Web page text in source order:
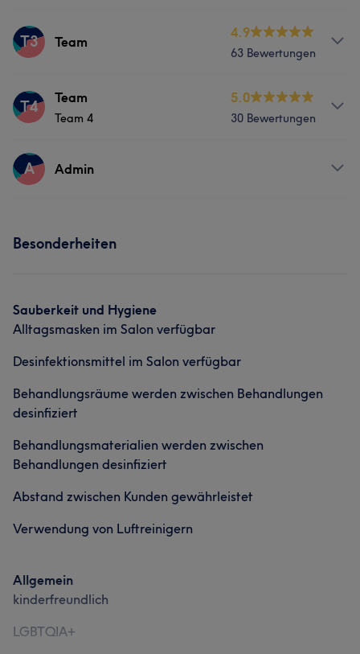
Was unsere Kunden über Team sagen
Erfahren 5
Services
Was unsere Kunden über Team sagen
Professionell
T3 Team
4.9
63 Bewertungen
Services
T4 Team
Team 4
5.0
30 Bewertungen
Services
A Admin
Besonderheiten
Sauberkeit und Hygiene
Alltagsmasken im Salon verfügbar
Desinfektionsmittel im Salon verfügbar
Behandlungsräume werden zwischen Behandlungen
desinfiziert
Behandlungsmaterialien werden zwischen
Behandlungen desinfiziert
Abstand zwischen Kunden gewährleistet
Verwendung von Luftreinigern
Allgemein
kinderfreundlich
LGBTQIA+